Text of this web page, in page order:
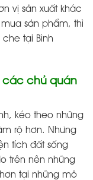
vị sản xuất khác
sản phẩm, thì
tại Bình
các chủ quán
kéo theo những
rộ hơn. Nhưng
tích đất sống
trên nên những
tại những mô